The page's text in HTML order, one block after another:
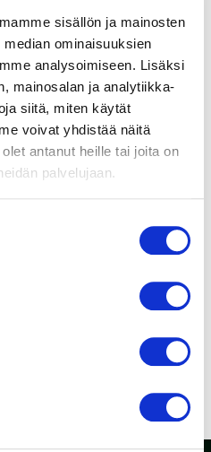
sisällön ja mainosten
ominaisuuksien
analysoimiseen. Lisäksi
mainosalan ja analytiikka-
siitä, miten käytät
voivat yhdistää näitä
antanut heille tai joita on
palvelujaan.
Lisätietoja
Huomioi ErP-direktiivi!
ErP-direktiivi ei koske alle
125 W puhaltimia. Yli 125 W
direktiivin vaatimukset.
Suomenkieliset
turvamääräykset!